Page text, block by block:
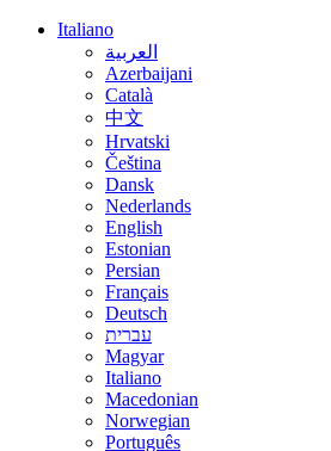
Italiano
العربية
Azerbaijani
Català
中文
Hrvatski
Čeština
Dansk
Nederlands
English
Estonian
Persian
Français
Deutsch
עברית
Magyar
Italiano
Macedonian
Norwegian
Português